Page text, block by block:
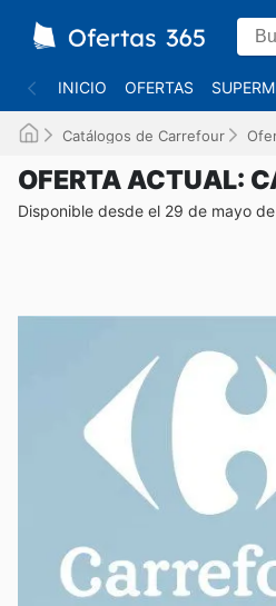
INICIO OFERTAS
Catálogos de Carrefour
OFERTA ACTUAL:
Disponible desde el 29 de mayo